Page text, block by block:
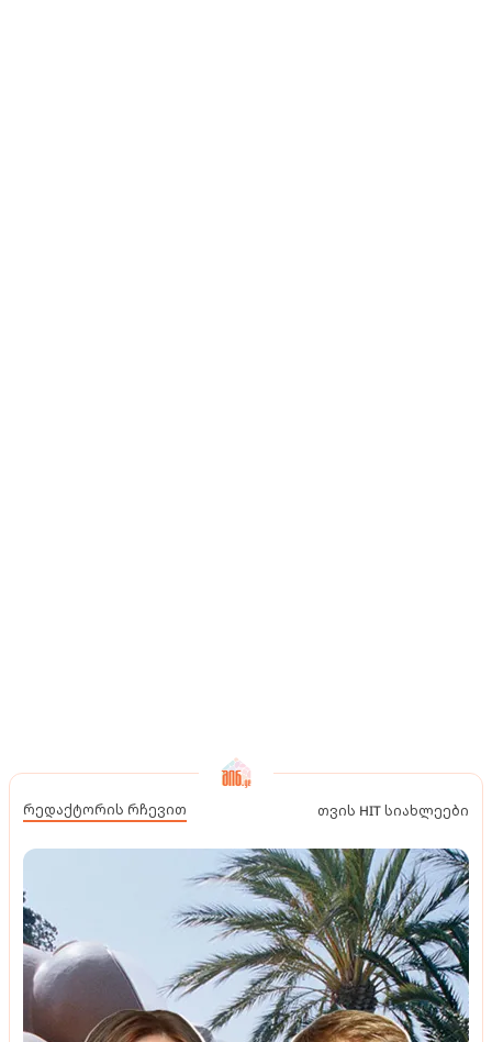
რედაქტორის რჩევით თვის HIT სიახლეები